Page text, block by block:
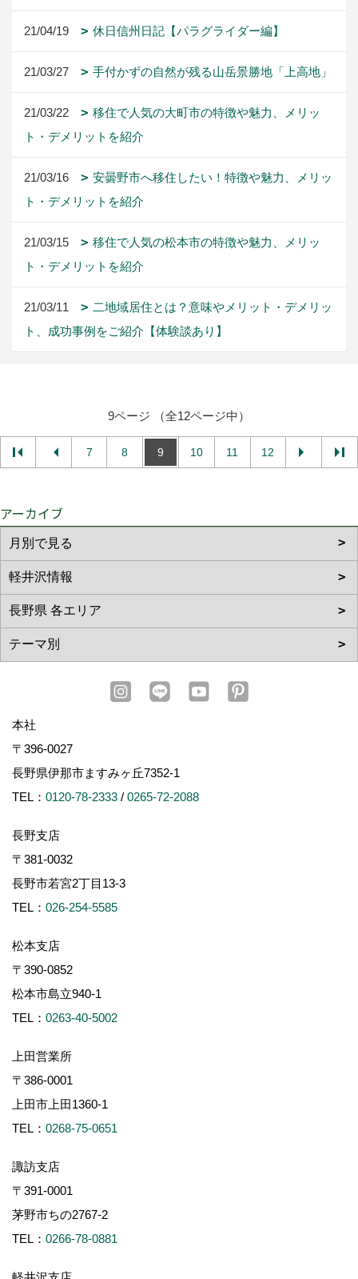
21/04/19 休日信州日記【パラグライダー編】
21/03/27 手付かずの自然が残る山岳景勝地「上高地」
21/03/22
移住で人気の大町市の特徴や魅力、メリッ
ト・デメリットを紹介
21/03/16
安曇野市へ移住したい！特徴や魅力、メリッ
ト・デメリットを紹介
21/03/15
移住で人気の松本市の特徴や魅力、メリッ
ト・デメリットを紹介
21/03/11
二地域居住とは？意味やメリット・デメリッ
ト、成功事例をご紹介【体験談あり】
9ページ （全12ページ中）
7 8 9 10 11 12
アーカイブ
本社
〒396-0027
長野県伊那市ますみヶ丘7352-1
TEL： 0120-78-2333 / 0265-72-2088
長野支店
〒381-0032
長野市若宮2丁目13-3
TEL： 026-254-5585
松本支店
〒390-0852
松本市島立940-1
TEL： 0263-40-5002
上田営業所
〒386-0001
上田市上田1360-1
TEL： 0268-75-0651
諏訪支店
〒391-0001
茅野市ちの2767-2
TEL： 0266-78-0881